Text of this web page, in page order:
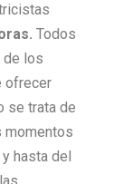
Todos
de los
ofrecer
se trata de
momentos
hasta del